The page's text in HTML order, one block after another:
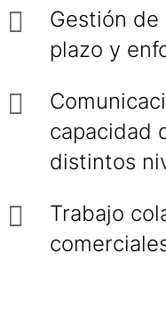
Gestión de
plazo y
capacidad
distintos
Trabajo